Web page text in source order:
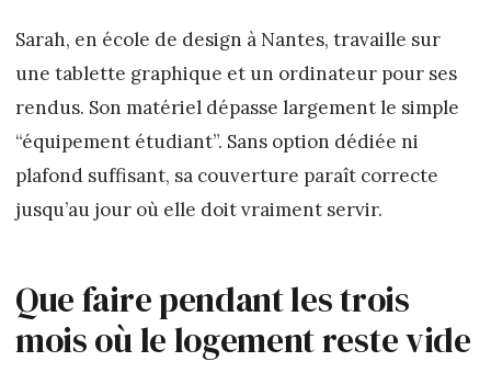
Sarah, en école de design à Nantes, travaille sur
une tablette graphique et un ordinateur pour ses
rendus. Son matériel dépasse largement le simple
“équipement étudiant”. Sans option dédiée ni
plafond suffisant, sa couverture paraît correcte
jusqu’au jour où elle doit vraiment servir.
Que faire pendant les trois
mois où le logement reste vide